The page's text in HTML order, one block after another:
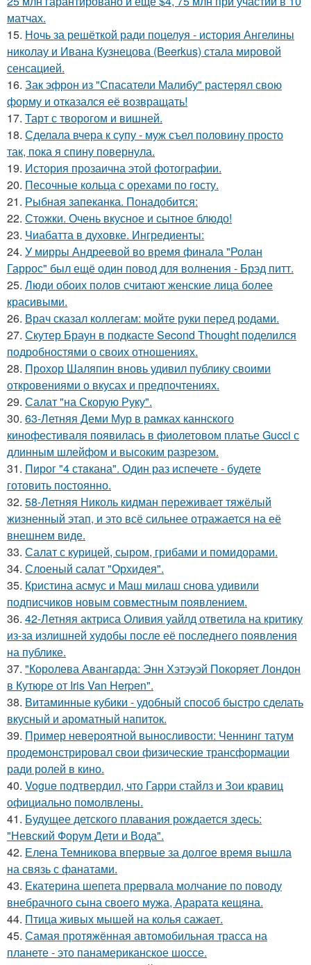
матчах.
15. Ночь за решёткой ради поцелуя - история Ангелины
николау и Ивана Кузнецова (Beerkus) стала мировой
сенсацией.
16. Зак эфрон из "Спасатели Малибу" растерял свою
форму и отказался её возвращать!
17. Тарт с творогом и вишней.
18. Сделала вчера к супу - муж съел половину просто
так, пока я спину повернула.
19. История прозаична этой фотографии.
20. Песочные кольца с орехами по госту.
21. Рыбная запеканка. Понадобится:
22. Стожки. Очень вкусное и сытное блюдо!
23. Чиабатта в духовке. Ингредиенты:
24. У мирры Андреевой во время финала "Ролан
Гаррос" был ещё один повод для волнения - Брэд питт.
25. Люди обоих полов считают женские лица более
красивыми.
26. Врач сказал коллегам: мойте руки перед родами.
27. Скутер Браун в подкасте Second Thought поделился
подробностями о своих отношениях.
28. Прохор Шаляпин вновь удивил публику своими
откровениями о вкусах и предпочтениях.
29. Салат "на Скорую Руку".
30. 63-Летняя Деми Мур в рамках каннского
кинофестиваля появилась в фиолетовом платье Gucci с
длинным шлейфом и высоким разрезом.
31. Пирог "4 стaкана". Один раз испечете - будете
готовить постоянно.
32. 58-Летняя Николь кидман переживает тяжёлый
жизненный этап, и это всё сильнее отражается на её
внешнем виде.
33. Салат с курицей, сыром, грибами и помидорами.
34. Слоеный салат "Орхидея".
35. Кристина асмус и Маш милаш снова удивили
подписчиков новым совместным появлением.
36. 42-Летняя актриса Оливия уайлд ответила на критику
из-за излишней худобы после её последнего появления
на публике.
37. "Королева Авангарда: Энн Хэтэуэй Покоряет Лондон
в Кутюре от Iris Van Herpen".
38. Витаминные кубики - удобный способ быстро сделать
вкусный и ароматный напиток.
39. Пример невероятной выносливости: Ченнинг татум
продемонстрировал свои физические трансформации
ради ролей в кино.
40. Vogue подтвердил, что Гарри стайлз и Зои кравиц
официально помолвлены.
41. Будущее детского плавания рождается здесь:
"Невский Форум Дети и Вода".
42. Елена Темникова впервые за долгое время вышла
на связь с фанатами.
43. Екатерина шепета прервала молчание по поводу
внебрачного сына своего мужа, Арарата кещяна.
44. Птица живых мышей на колья сажает.
45. Самая протяжённая автомобильная трасса на
планете - это панамериканское шоссе.